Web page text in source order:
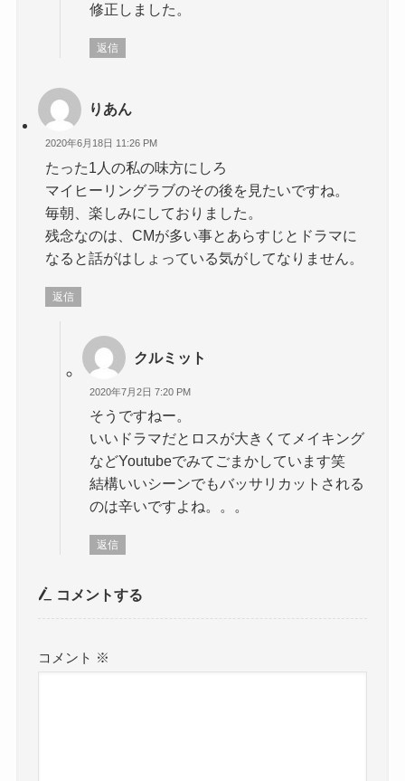
修正しました。
返信
りあん
2020年6月18日 11:26 PM
たった1人の私の味方にしろ
マイヒーリングラブのその後を見たいですね。
毎朝、楽しみにしておりました。
残念なのは、CMが多い事とあらすじとドラマに
なると話がはしょっている気がしてなりません。
返信
クルミット
2020年7月2日 7:20 PM
そうですねー。
いいドラマだとロスが大きくてメイキング
などYoutubeでみてごまかしています笑
結構いいシーンでもバッサリカットされる
のは辛いですよね。。。
返信
コメントする
コメント ※